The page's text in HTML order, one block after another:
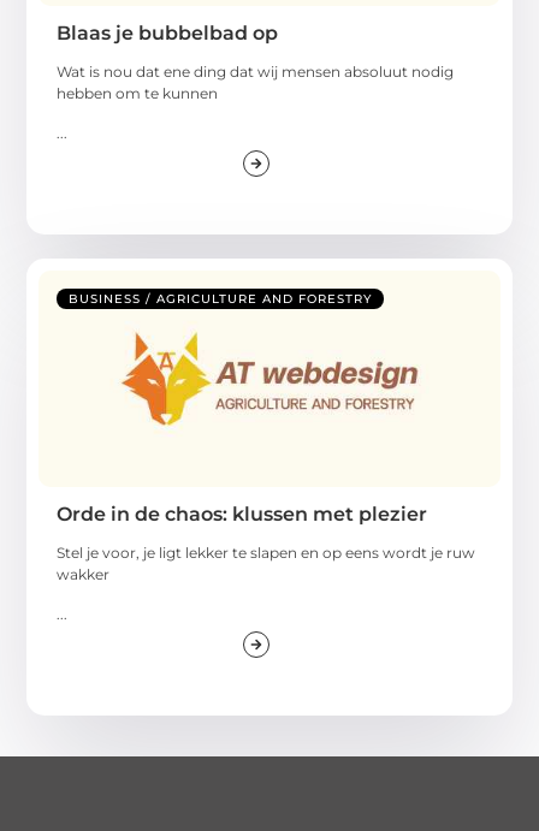
Blaas je bubbelbad op
Wat is nou dat ene ding dat wij mensen absoluut nodig
hebben om te kunnen
BUSINESS / AGRICULTURE AND FORESTRY
Orde in de chaos: klussen met plezier
Stel je voor, je ligt lekker te slapen en op eens wordt je ruw
wakker